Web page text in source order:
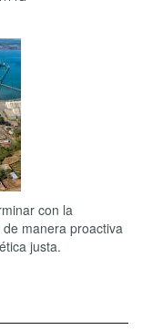
con la
manera proactiva
justa.